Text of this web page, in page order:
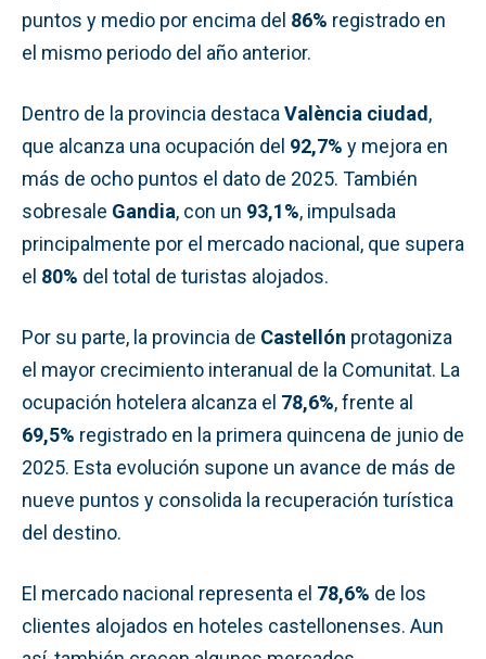
puntos y medio por encima del 86% registrado en
el mismo periodo del año anterior.
Dentro de la provincia destaca València ciudad,
que alcanza una ocupación del 92,7% y mejora en
más de ocho puntos el dato de 2025. También
sobresale Gandia, con un 93,1%, impulsada
principalmente por el mercado nacional, que supera
el 80% del total de turistas alojados.
Por su parte, la provincia de Castellón protagoniza
el mayor crecimiento interanual de la Comunitat. La
ocupación hotelera alcanza el 78,6%, frente al
69,5% registrado en la primera quincena de junio de
2025. Esta evolución supone un avance de más de
nueve puntos y consolida la recuperación turística
del destino.
El mercado nacional representa el 78,6% de los
clientes alojados en hoteles castellonenses. Aun